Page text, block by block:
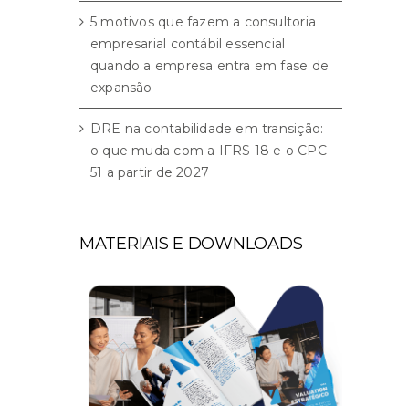
5 motivos que fazem a consultoria
empresarial contábil essencial
quando a empresa entra em fase de
expansão
DRE na contabilidade em transição:
o que muda com a IFRS 18 e o CPC
51 a partir de 2027
MATERIAIS E DOWNLOADS